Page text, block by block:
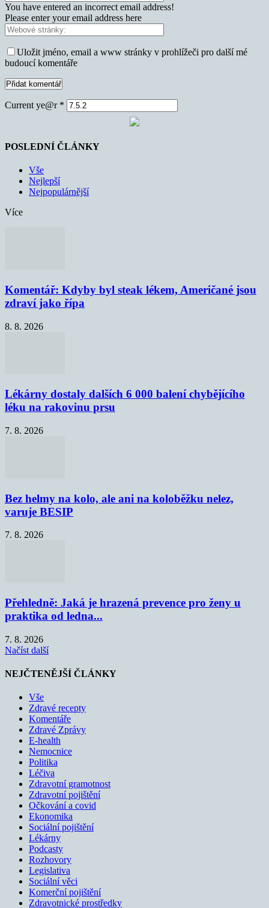
You have entered an incorrect email address!
Please enter your email address here
Uložit jméno, email a www stránky v prohlížeči pro další mé
budoucí komentáře
Current ye@r *
POSLEDNÍ ČLÁNKY
Vše
Nejlepší
Nejpopulárnější
Více
Komentář: Kdyby byl steak lékem, Američané jsou
zdraví jako řípa
8. 8. 2026
Lékárny dostaly dalších 6 000 balení chybějícího
léku na rakovinu prsu
7. 8. 2026
Bez helmy na kolo, ale ani na koloběžku nelez,
varuje BESIP
7. 8. 2026
Přehledně: Jaká je hrazená prevence pro ženy u
praktika od ledna...
7. 8. 2026
Načíst další
NEJČTENĚJŠÍ ČLÁNKY
Vše
Zdravé recepty
Komentáře
Zdravé Zprávy
E-health
Nemocnice
Politika
Léčiva
Zdravotní gramotnost
Zdravotní pojištění
Očkování a covid
Ekonomika
Sociální pojištění
Lékárny
Podcasty
Rozhovory
Legislativa
Sociální věci
Komerční pojištění
Zdravotnické prostředky